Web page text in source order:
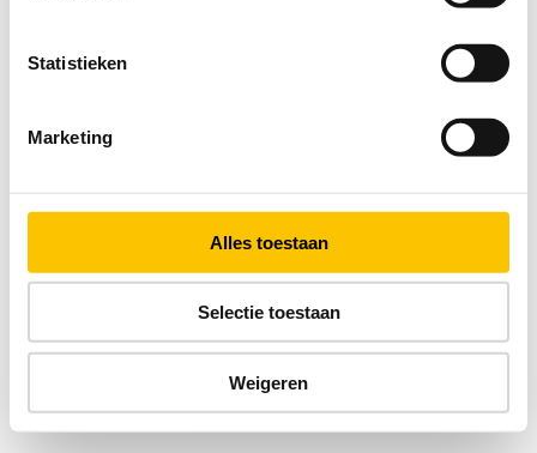
Statistieken
Marketing
Alles toestaan
Selectie toestaan
Weigeren